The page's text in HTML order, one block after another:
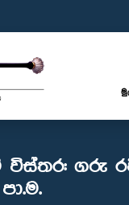
විස්තර: ගරු